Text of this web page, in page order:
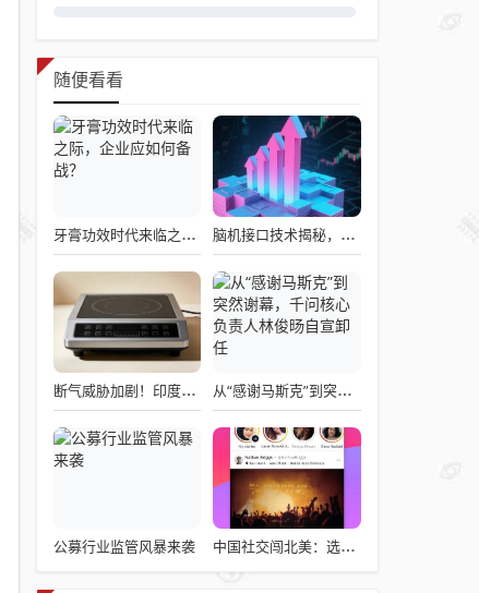
随便看看
牙膏功效时代来临之际，企业应如何备战？ 脑机接口技术揭秘，引领读心术革命的领跑者大盘点
断气威胁加剧！印度民众疯抢电磁炉 制造商将从中国空运部件 从“感谢马斯克”到突然谢幕，千问核心负责人林俊旸自宣卸任
公募行业监管风暴来袭 中国社交闯北美：选择远大于努力